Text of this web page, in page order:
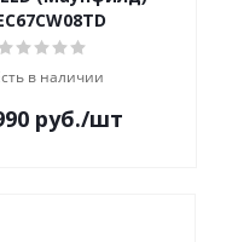
в наличии
руб./шт